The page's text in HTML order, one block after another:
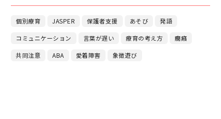
個別療育 JASPER 保護者支援 あそび 発語
コミュニケーション 言葉が遅い 療育の考え方 癇癪
共同注意 ABA 愛着障害 象徴遊び